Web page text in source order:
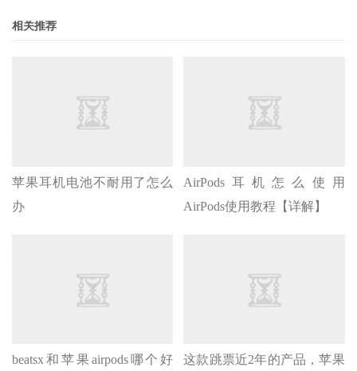
相关推荐
苹果耳机电池不耐用了怎么
办
AirPods耳机怎么使用
AirPods使用教程【详解】
beatsx和苹果airpods哪个好
这款跳票近2年的产品，苹果